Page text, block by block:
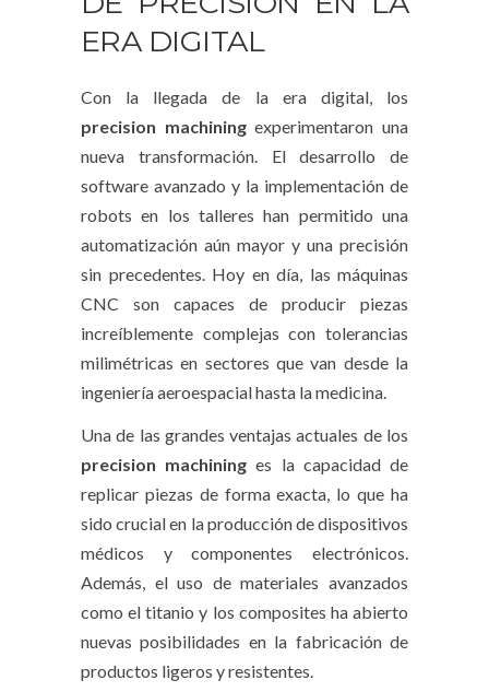
ERA DIGITAL
Con la llegada de la era digital, los
precision machiningexperimentaron una
nueva transformación. El desarrollo de
software avanzado y la implementación de
robots en los talleres han permitido una
automatización aún mayor y una precisión
sin precedentes. Hoy en día, las máquinas
CNC son capaces de producir piezas
increíblemente complejas con tolerancias
milimétricas en sectores que van desde la
ingeniería aeroespacial hasta la medicina.
Una de las grandes ventajas actuales de los
precision machining es la capacidad de
replicar piezas de forma exacta, lo que ha
sido crucial en la producción de dispositivos
médicos y componentes electrónicos.
Además, el uso de materiales avanzados
como el titanio y los composites ha abierto
nuevas posibilidades en la fabricación de
productos ligeros y resistentes.